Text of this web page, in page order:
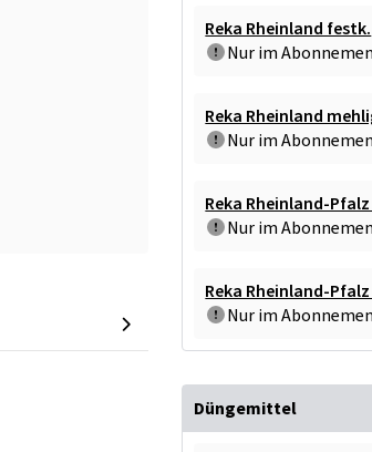
Reka Rheinland festk.
Nur im
Reka Rheinland
Nur im
Reka Rheinland-
Nur im
Reka Rheinland-
Nur im
Düngemittel